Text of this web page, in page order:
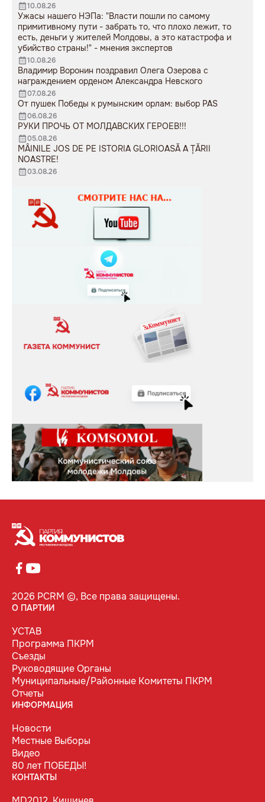
10.08.26
Ужасы нашего НЭПа: "Власти пошли по самому
примитивному пути - забрать то, что плохо лежит, то
есть, деньги у жителей Молдовы, а это катастрофа и
убийство страны!" - мнения экспертов
10.08.26
Владимир Воронин поздравил Олега Озерова с
награждением орденом Александра Невского
07.08.26
От пушек Победы к румынским орлам: выбор PAS
06.08.26
РУКИ ПРОЧЬ ОТ МОЛДАВСКИХ ГЕРОЕВ!!!
05.08.26
MÂINILE JOS DE PE ISTORIA GLORIOASĂ A ȚĂRII
NOASTRE!
03.08.26
2026 PCRM ©, Все права защищены.
О ПАРТИИ
УСТАВ
Программа ПКРМ
Съезды
Руководящие Органы
Муниципальные/Районные Комитеты ПКРМ
Отчеты
ИНФОРМАЦИЯ
Новости
Местные Выборы
Видео
80 лет ПОБЕДЫ!
КОНТАКТЫ